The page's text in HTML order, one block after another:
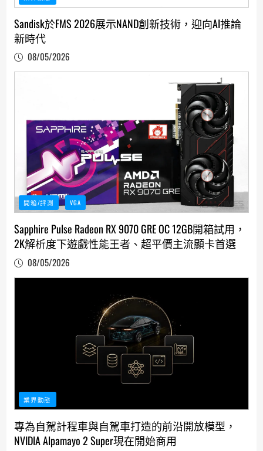
Sandisk於FMS 2026展示NAND創新技術，迎向AI推論
新時代
08/05/2026
開箱/評測 VGA
Sapphire Pulse Radeon RX 9070 GRE OC 12GB開箱試用，
2K解析度下遊戲性能王者、超平價主流顯卡首選
08/05/2026
業界動態
專為自駕計程車與自駕車打造的前沿開放模型，
NVIDIA Alpamayo 2 Super現在開始商用